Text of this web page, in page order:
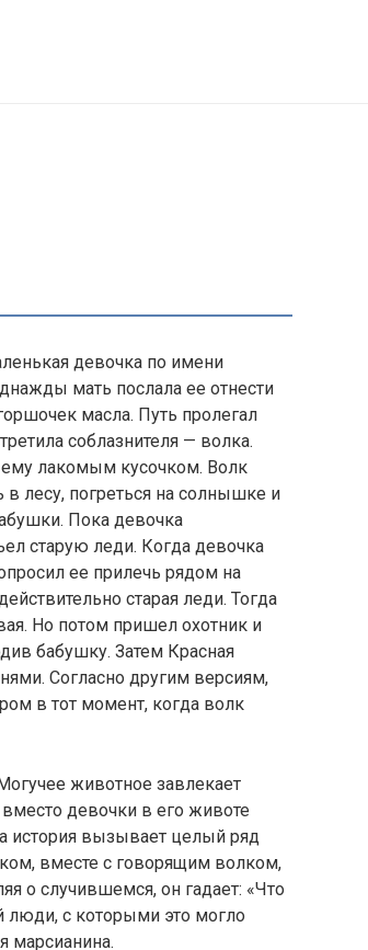
девочка по имени
мать послала ее отнести
масла. Путь пролегал
соблазнителя — волка.
лакомым кусочком. Волк
в лесу, погреться на солнышке и
Пока девочка
старую леди. Когда девочка
ее прилечь рядом на
старая леди. Тогда
Но потом пришел охотник и
бабушку. Затем Красная
Согласно другим версиям,
в тот момент, когда волк
животное завлекает
девочки в его животе
история вызывает целый ряд
вместе с говорящим волком,
о случившемся, он гадает: «Что
люди, с которыми это могло
марсианина.